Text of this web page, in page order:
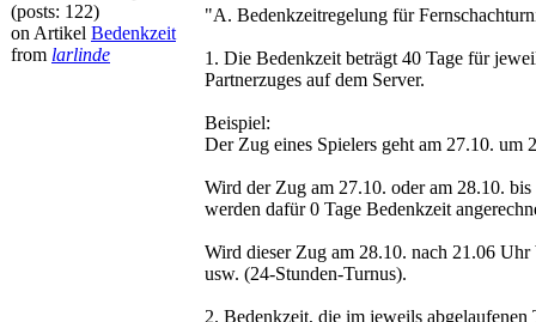
(posts: 122)
on Artikel Bedenkzeit
from larlinde
"A. Bedenkzeitregelung für
1. Die Bedenkzeit beträgt 40 Tage für
Partnerzuges auf dem Server.
Beispiel:
Der Zug eines Spielers geht am 27.10. um
Wird der Zug am 27.10. oder am 28.10.
werden dafür 0 Tage Bedenkzeit
Wird dieser Zug am 28.10. nach 21.06
usw. (24-Stunden-Turnus).
2. Bedenkzeit, die im jeweils